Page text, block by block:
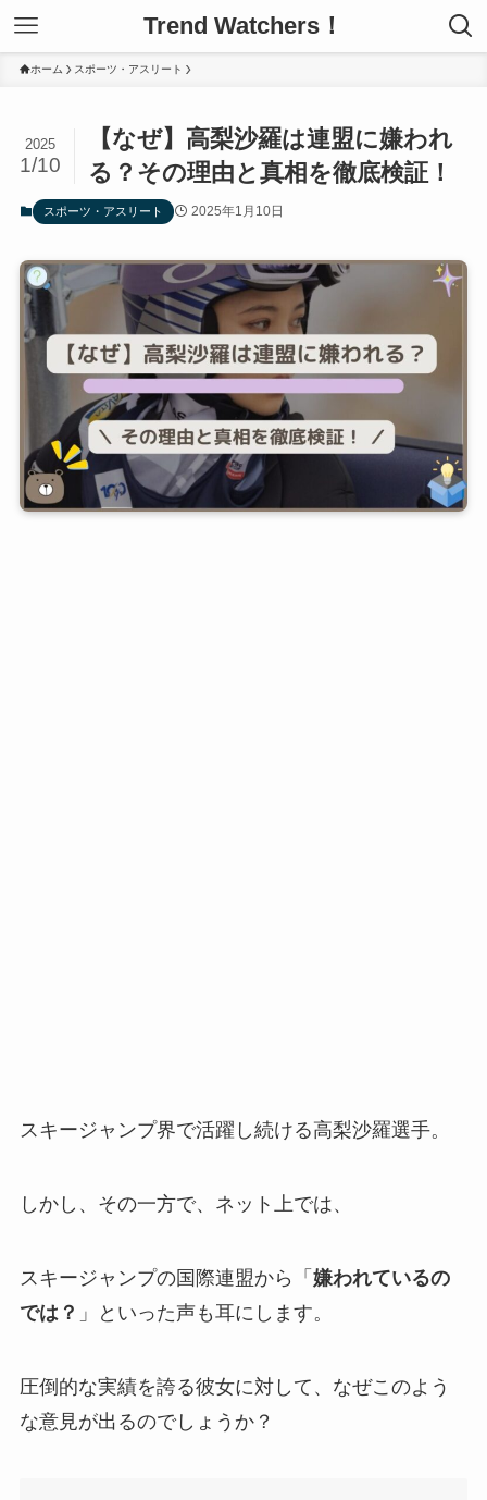
Trend Watchers！
ホーム スポーツ・アスリート
【なぜ】高梨沙羅は連盟に嫌われ
る？その理由と真相を徹底検証！
2025
1/10
スポーツ・アスリート 2025年1月10日
スキージャンプ界で活躍し続ける高梨沙羅選手。
しかし、その一方で、ネット上では、
スキージャンプの国際連盟から「 嫌われているの
では？ 」といった声も耳にします。
圧倒的な実績を誇る彼女に対して、なぜこのよう
な意見が出るのでしょうか？